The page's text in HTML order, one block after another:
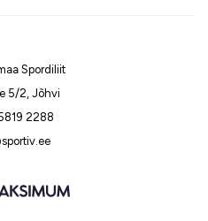
Spordiliit
5/2, Jõhvi
2288